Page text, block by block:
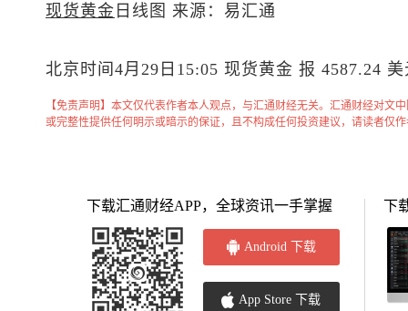
现货黄金 日线图 来源：易汇通
北京时间4月29日15:05 现货黄金 报 4587.24
【免责声明】本文仅代表作者本人观点，与汇通财经无关。汇通财经对文
或完整性提供任何明示或暗示的保证，且不构成任何投资建议，请读者仅
下载汇通财经APP，全球资讯一手掌握
Android 下载
App Store 下载
下